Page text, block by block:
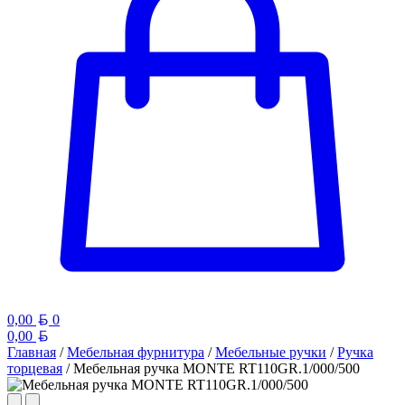
0,00 Белорусский рубль
0
0,00
Главная /Мебельная фурнитура /Мебельные ручки /Ручка
торцевая / Мебельная ручка MONTE RT110GR.1/000/500